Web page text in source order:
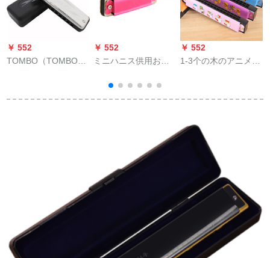
￥ 552
TOMBO（TOMBO）
シシリアス調律全
￥ 552
ミニハニス供用おも
曲供楽器ミネセンス4
穴8音ハノイ学生の日
￥ 552
1-3个の木のアニメメ
の子供に早教の楽器
プシのプレストを1つ
のセクトにします。